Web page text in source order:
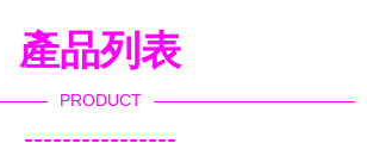
產品列表
PRODUCT
----------------